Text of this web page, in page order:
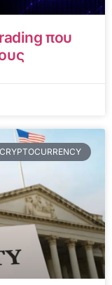
που
CRYPTOCURRENCY